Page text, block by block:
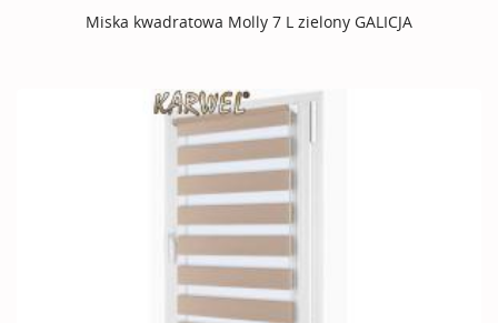
Miska kwadratowa Molly 7 L zielony GALICJA